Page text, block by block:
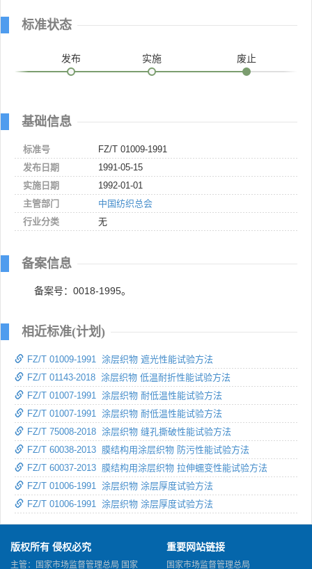
标准状态
发布 实施 废止
基础信息
标准号
FZ/T 01009-1991
发布日期
1991-05-15
实施日期
1992-01-01
主管部门
中国纺织总会
行业分类
无
备案信息
备案号：0018-1995。
相近标准(计划)
FZ/T 01009-1991 涂层织物 遮光性能试验方法
FZ/T 01143-2018 涂层织物 低温耐折性能试验方法
FZ/T 01007-1991 涂层织物 耐低温性能试验方法
FZ/T 01007-1991 涂层织物 耐低温性能试验方法
FZ/T 75008-2018 涂层织物 缝孔撕破性能试验方法
FZ/T 60038-2013 膜结构用涂层织物 防污性能试验方法
FZ/T 60037-2013 膜结构用涂层织物 拉伸蠕变性能试验方法
FZ/T 01006-1991 涂层织物 涂层厚度试验方法
FZ/T 01006-1991 涂层织物 涂层厚度试验方法
版权所有 侵权必究
主管：国家市场监督管理总局 国家
重要网站链接
国家市场监督管理总局